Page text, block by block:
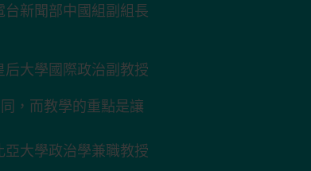
台新聞部中國組副組長
大學國際政治副教授
，而教學的重點是讓
大學政治學兼職教授